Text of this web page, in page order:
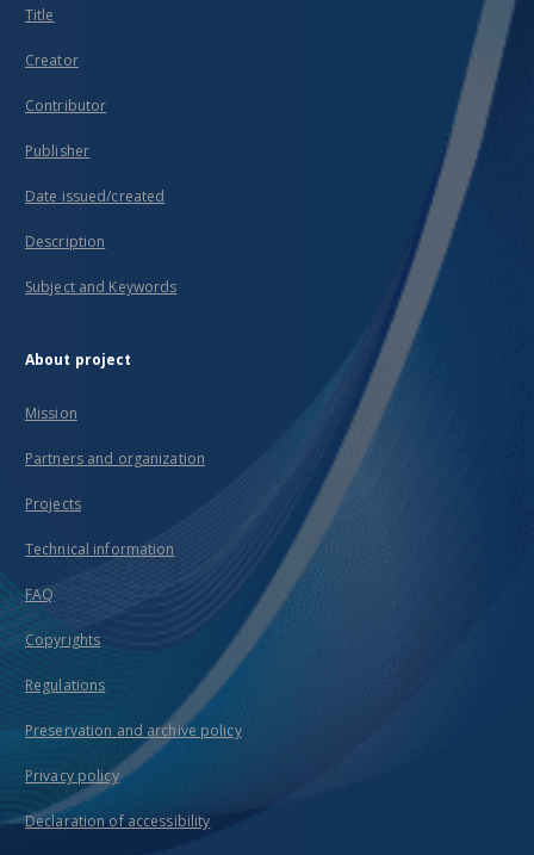
Title
Creator
Contributor
Publisher
Date issued/created
Description
Subject and Keywords
About project
Mission
Partners and organization
Projects
Technical information
FAQ
Copyrights
Regulations
Preservation and archive policy
Privacy policy
Declaration of accessibility